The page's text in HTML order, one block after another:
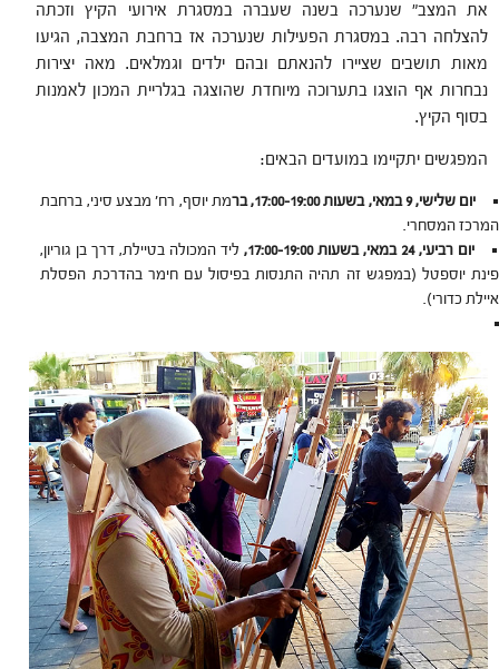
את המצב" שנערכה בשנה שעברה במסגרת אירועי הקיץ וזכתה
להצלחה רבה. במסגרת הפעילות שנערכה אז ברחבת המצבה, הגיעו
מאות תושבים שציירו להנאתם ובהם ילדים וגמלאים. מאה יצירות
נבחרות אף הוצגו בתערוכה מיוחדת שהוצגה בגלריית המכון לאמנות
בסוף הקיץ.
המפגשים יתקיימו במועדים הבאים:
יום שלישי, 9 במאי, בשעות 17:00-19:00, בר
מת יוסף, רח' מבצע סיני, ברחבת
המרכז המסחרי.
יום רביעי, 24 במאי, בשעות 17:00-19:00,
ליד המכולה בטיילת, דרך בן גוריון,
פינת יוספטל (במפגש זה תהיה התנסות בפיסול עם חימר בהדרכת הפסלת
איילת כדורי).